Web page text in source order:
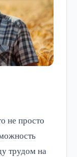
не просто
трудом на